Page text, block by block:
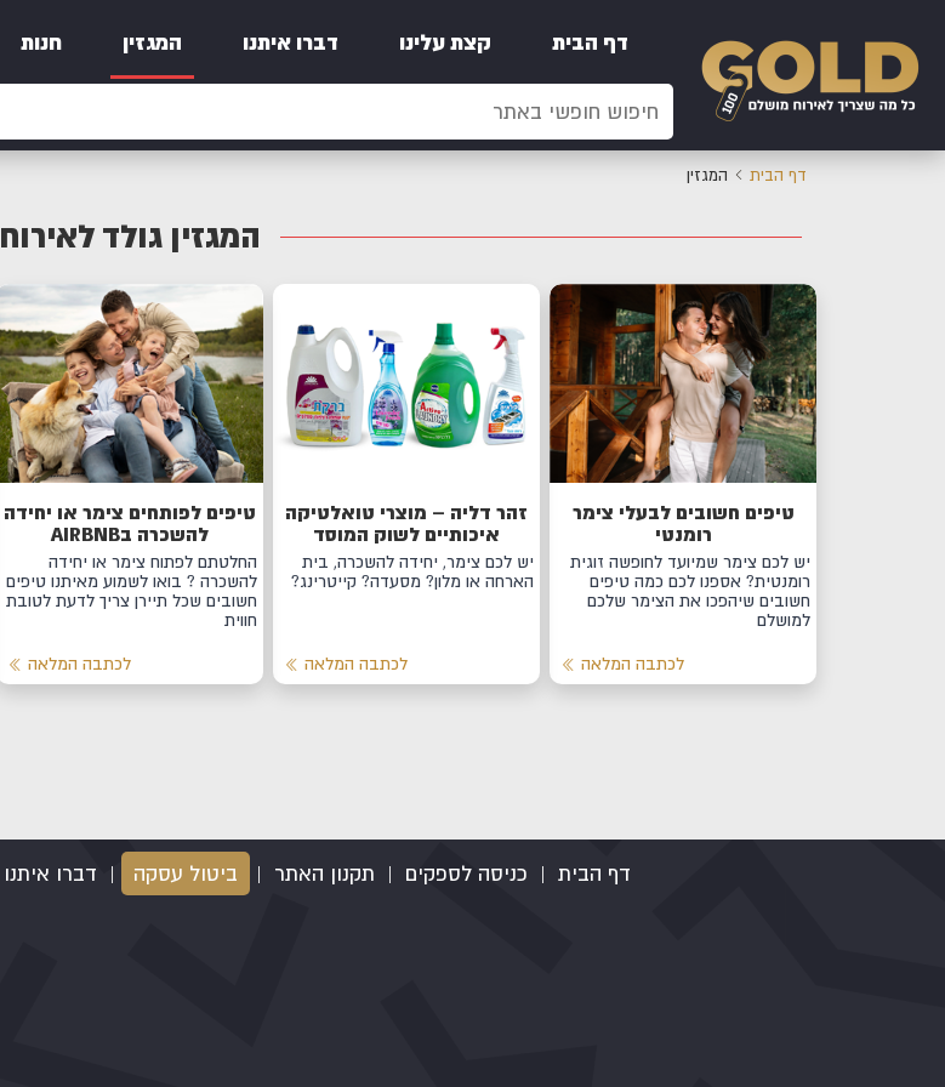
דף הבית קצת עלינו דברו איתנו המגזין חנות
דף הבית המגזין
המגזין גולד לאירוח
טיפים חשובים לבעלי צימר
רומנטי
יש לכם צימר שמיועד לחופשה זוגית
רומנטית? אספנו לכם כמה טיפים
חשובים שיהפכו את הצימר שלכם
למושלם
לכתבה המלאה
זהר דליה – מוצרי טואלטיקה
איכותיים לשוק המוסד
יש לכם צימר, יחידה להשכרה, בית
הארחה או מלון? מסעדה? קייטרינג?
לכתבה המלאה
טיפים לפותחים צימר או יחידה
להשכרה בAIRBNB
החלטתם לפתוח צימר או יחידה
להשכרה ? בואו לשמוע מאיתנו טיפים
חשובים שכל תיירן צריך לדעת לטובת
חווית
לכתבה המלאה
דף הבית | כניסה לספקים | תקנון האתר | ביטול עסקה | דברו איתנו